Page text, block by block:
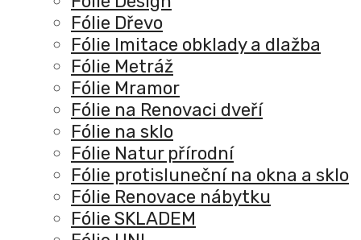
Fólie Dřevo
Fólie Imitace obklady a dlažba
Fólie Metráž
Fólie Mramor
Fólie na Renovaci dveří
Fólie na sklo
Fólie Natur přírodní
Fólie protisluneční na okna a sklo
Fólie Renovace nábytku
Fólie SKLADEM